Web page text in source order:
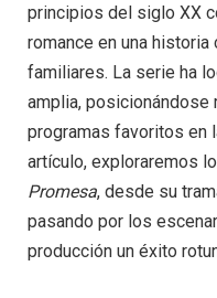
principios del siglo XX
romance en una
familiares. La serie ha
amplia, posicionándose
programas favoritos en
artículo, exploraremos
Promesa, desde su
pasando por los
producción un éxito